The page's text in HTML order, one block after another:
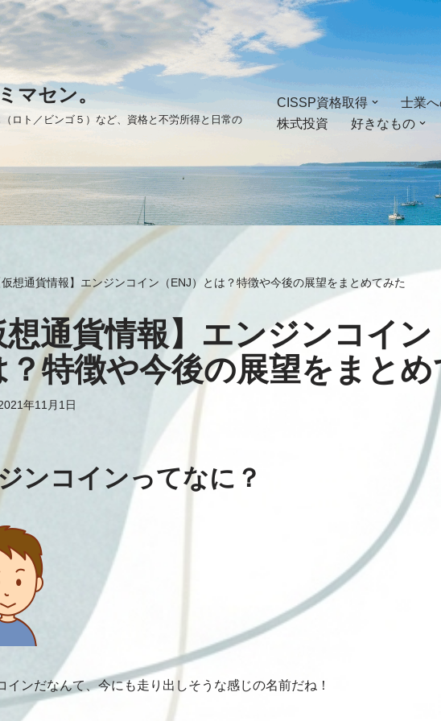
マセン。
ロト／ビンゴ５）など、資格と不労所得と日常の
CISSP資格取得
士業
株式投資
好きなもの
仮想通貨情報】エンジンコイン（ENJ）とは？特徴や今後の展望をまとめてみた
想通貨情報】エンジンコイ
？特徴や今後の展望をまと
年11月1日
ンコインってなに？
インだなんて、今にも走り出しそうな感じの名前だね！